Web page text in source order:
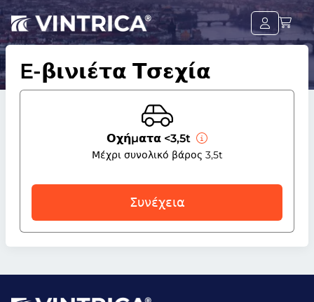
E-βινιέτα Τσεχία
Οχήματα <3,5t
Μέχρι συνολικό βάρος 3,5t
Συνέχεια